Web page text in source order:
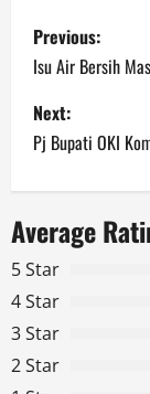
P
o
s
t
a
v
i
Previous:
Isu Air Bersih
Next:
Pj Bupati OKI
Average
5 Star
4 Star
3 Star
2 Star